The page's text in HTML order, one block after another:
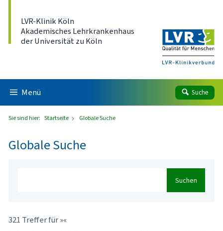
LVR-Klinik Köln
Akademisches Lehrkrankenhaus
der Universität zu Köln
Menü Suche
Sie sind hier: Startseite Globale Suche
Globale Suche
Suchen
321 Treffer für »«